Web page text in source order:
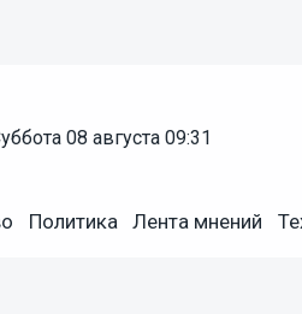
суббота 08 августа 09:31
Политика Лента мнений
«Единой